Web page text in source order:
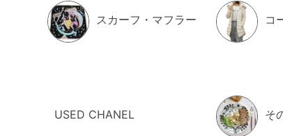
スカーフ・マフラー コ
USED CHANEL そ